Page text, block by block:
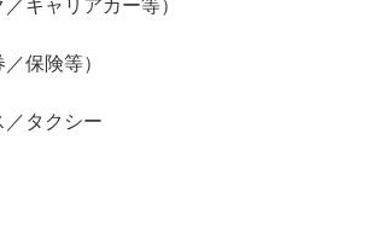
キャリアカー等）
保険等）
タクシー